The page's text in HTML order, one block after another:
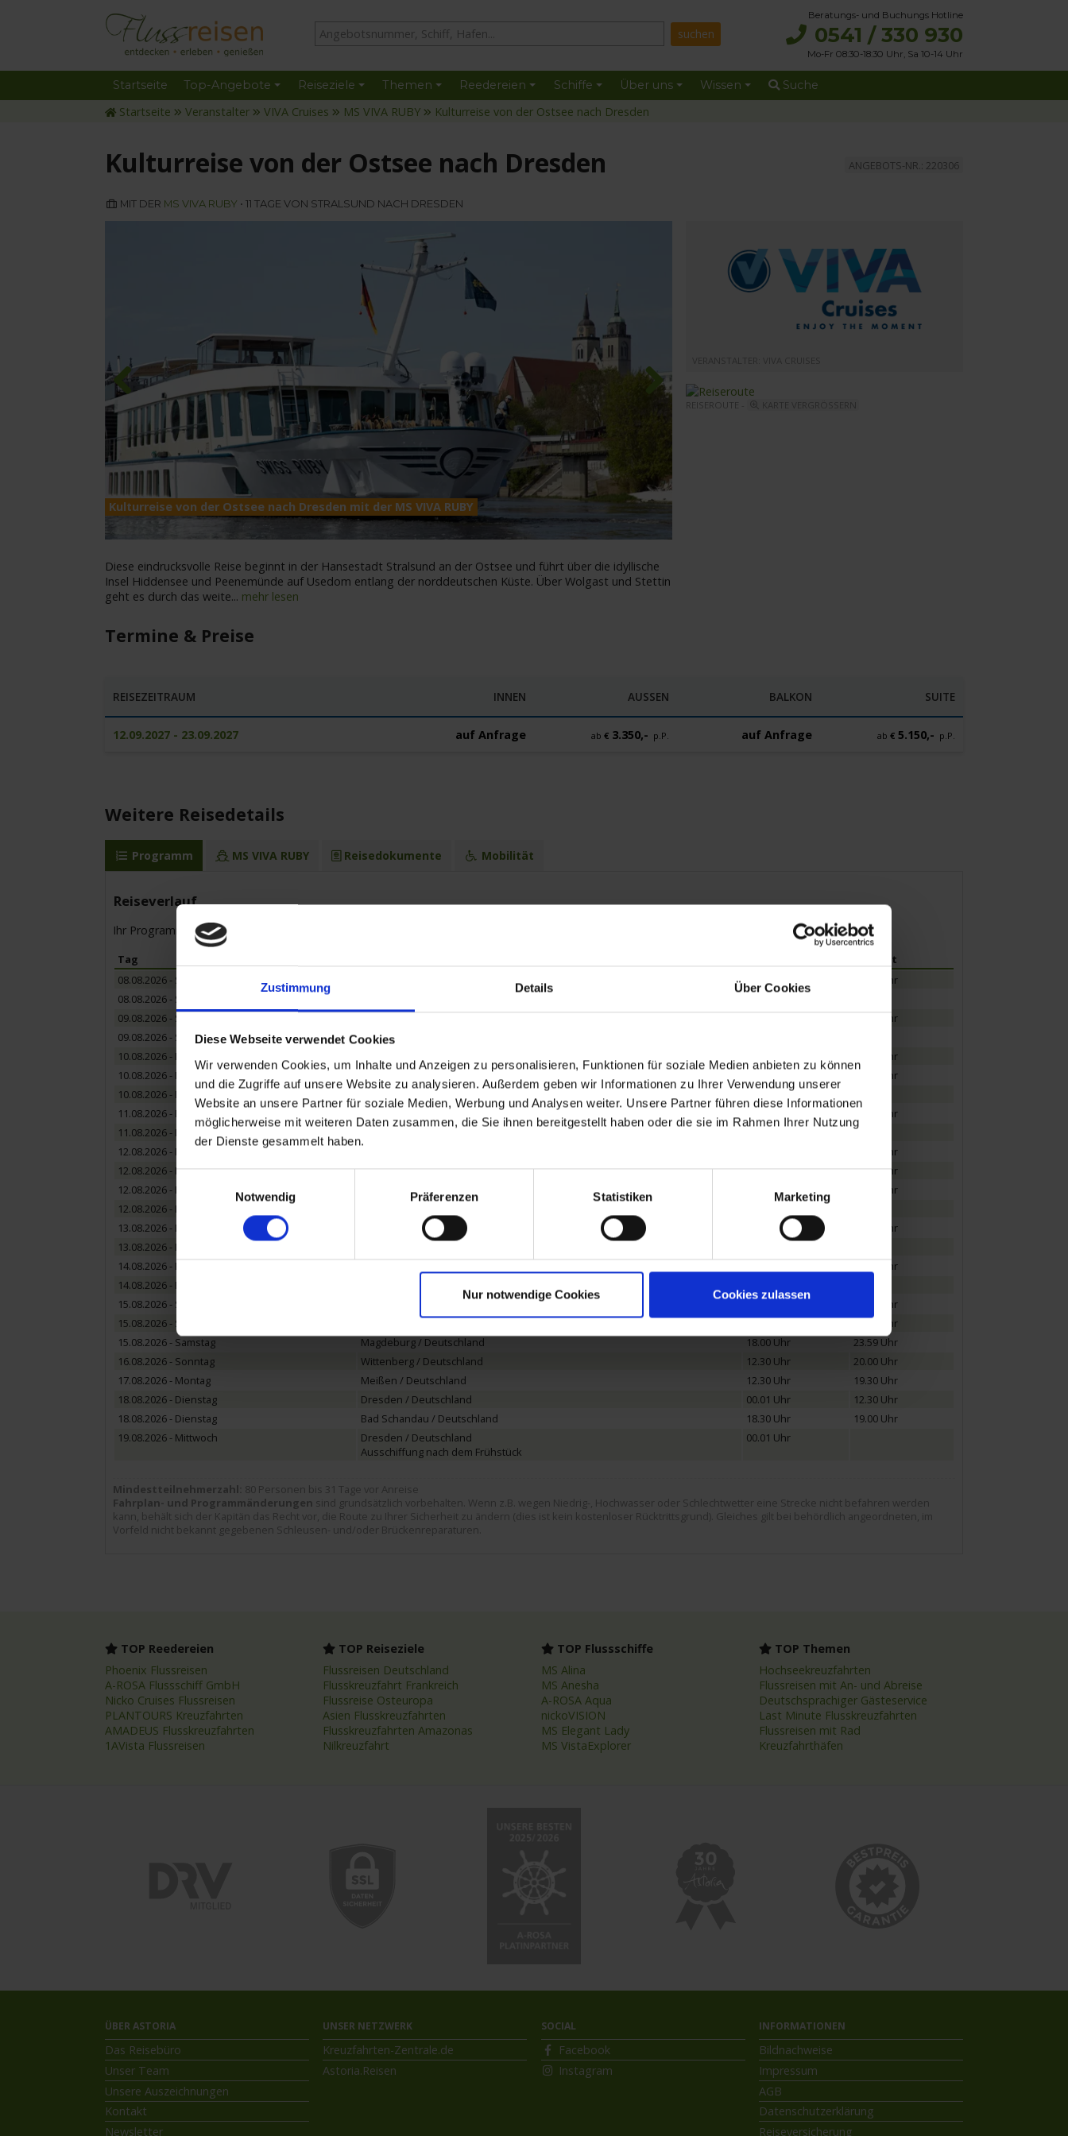
Zustimmung Details Über Cookies
Diese Webseite verwendet Cookies
Wir verwenden Cookies, um Inhalte und Anzeigen zu personalisieren, Funktionen für soziale Medien anbieten zu können
und die Zugriffe auf unsere Website zu analysieren. Außerdem geben wir Informationen zu Ihrer Verwendung unserer
Website an unsere Partner für soziale Medien, Werbung und Analysen weiter. Unsere Partner führen diese Informationen
möglicherweise mit weiteren Daten zusammen, die Sie ihnen bereitgestellt haben oder die sie im Rahmen Ihrer Nutzung
der Dienste gesammelt haben.
Einwilligungsauswahl
Notwendig
Präferenzen Statistiken Marketing
Nur notwendige Cookies Cookies zulassen
Beratungs- und Buchungs Hotline
0541 / 330 930
Mo-Fr 08:30-18:30 Uhr, Sa 10-14 Uhr
Startseite Top-Angebote Reiseziele Themen Reedereien Schiffe Über uns Wissen Suche
Startseite Veranstalter VIVA Cruises MS VIVA RUBY Kulturreise von der Ostsee nach Dresden
Kulturreise von der Ostsee nach Dresden ANGEBOTS-NR.: 220306
MIT DER MS VIVA RUBY • 11 TAGE VON STRALSUND NACH DRESDEN
Kulturreise von der Ostsee nach Dresden mit der MS VIVA RUBY
Previous
Diese eindrucksvolle Reise beginnt in der Hansestadt Stralsund an der Ostsee und führt über die idyllische
Insel Hiddensee und Peenemünde auf Usedom entlang der norddeutschen Küste. Über Wolgast und Stettin
geht es durch das weite... mehr lesen
REISEROUTE -
Termine & Preise
REISEZEITRAUM INNEN AUSSEN BALKON SUITE
12.09.2027 - 23.09.2027 auf Anfrage ab € 3.350,- p.P. auf Anfrage ab € 5.150,- p.P.
Weitere Reisedetails
Programm MS VIVA RUBY Reisedokumente Mobilität
Reiseverlauf
Ihr Programm für die Kreuzfahrt vom bis zum
Tag
Abfahrt
08.08.2026 - Samstag
16.00 Uhr
08.08.2026 - Samstag
09.08.2026 - Sonntag
07.00 Uhr
09.08.2026 - Sonntag
Peenemünde (Usedom) / Deutschland
10.08.2026 - Montag
05.00 Uhr
10.08.2026 - Montag
Wolgast / Deutschland
13.30 Uhr
10.08.2026 - Montag
Stettin (Szczecin) / Polen
22.30 Uhr
11.08.2026 - Dienstag
Stettin (Szczecin) / Polen
13.00 Uhr
11.08.2026 - Dienstag
Schwedt/Oder / Deutschland
12.08.2026 - Mittwoch
09.00 Uhr
12.08.2026 - Mittwoch
Hohensaaten / Deutschland 12.30 Uhr
13.00 Uhr
12.08.2026 - Mittwoch
Niederfinow / Deutschland 16.00 Uhr
17.00 Uhr
12.08.2026 - Mittwoch
13.08.2026 - Donnerstag
Eberswalde / Deutschland
04.00 Uhr
13.08.2026 - Donnerstag
14.08.2026 - Freitag
13.30 Uhr
14.08.2026 - Freitag
15.08.2026 - Samstag
02.00 Uhr
15.08.2026 - Samstag
14.30 Uhr
15.08.2026 - Samstag
Magdeburg / Deutschland 18.00 Uhr
23.59 Uhr
16.08.2026 - Sonntag
Wittenberg / Deutschland 12.30 Uhr
20.00 Uhr
17.08.2026 - Montag
Meißen / Deutschland 12.30 Uhr
19.30 Uhr
18.08.2026 - Dienstag
Dresden / Deutschland 00.01 Uhr
12.30 Uhr
18.08.2026 - Dienstag
Bad Schandau / Deutschland 18.30 Uhr
19.00 Uhr
19.08.2026 - Mittwoch
Dresden / Deutschland
Ausschiffung nach dem Frühstück
00.01 Uhr
Mindestteilnehmerzahl: 80 Personen bis 31 Tage vor Anreise
Fahrplan- und Programmänderungen sind grundsätzlich vorbehalten. Wenn z.B. wegen Niedrig-, Hochwasser oder Schlechtwetter eine Strecke nicht befahren werden
kann, behält sich der Kapitän das Recht vor, die Route zu Ihrer Sicherheit zu ändern (dies ist kein kostenloser Rücktrittsgrund). Gleiches gilt bei behördlich angeordneten, im
Vorfeld nicht bekannt gegebenen Schleusen- und/oder Brückenreparaturen.
TOP Reedereien
Phoenix Flussreisen
A-ROSA Flussschiff GmbH
Nicko Cruises Flussreisen
PLANTOURS Kreuzfahrten
AMADEUS Flusskreuzfahrten
1AVista Flussreisen
TOP Reiseziele
Flussreisen Deutschland
Flusskreuzfahrt Frankreich
Flussreise Osteuropa
Asien Flusskreuzfahrten
Flusskreuzfahrten Amazonas
Nilkreuzfahrt
TOP Flussschiffe
MS Alina
MS Anesha
A-ROSA Aqua
nickoVISION
MS Elegant Lady
MS VistaExplorer
TOP Themen
Hochseekreuzfahrten
Flussreisen mit An- und Abreise
Deutschsprachiger Gästeservice
Last Minute Flusskreuzfahrten
Flussreisen mit Rad
Kreuzfahrthäfen
ÜBER ASTORIA
Das Reisebüro
Unser Team
Unsere Auszeichnungen
Kontakt
Newsletter
UNSER NETZWERK
Kreuzfahrten-Zentrale.de
Astoria.Reisen
SOCIAL
Facebook
Instagram
INFORMATIONEN
Bildnachweise
Impressum
AGB
Datenschutzerklärung
Reiseversicherung